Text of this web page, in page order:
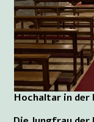
Hochaltar in der